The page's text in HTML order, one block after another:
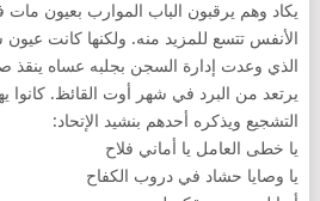
يكاد وهم يرقبون الباب الموارب بعيون مات
الأنفس تتسع للمزيد منه. ولكنها كانت
الذي وعدت إدارة السجن بجلبه عساه ينقذ
يرتعد من البرد في شهر أوت القائظ.
التشجيع ويذكره أحدهم بنشيد الإتحاد:
يا خطى العامل يا أماني فلاح
يا وصايا حشاد في دروب الكفاح